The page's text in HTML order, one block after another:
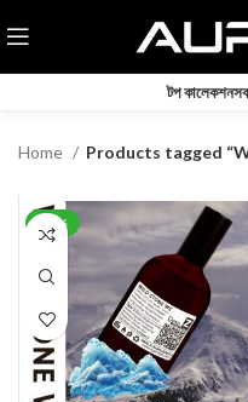
টপ কালেকশন
Home Products tagged
-25%